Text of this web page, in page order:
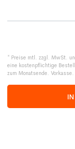
* Preise mtl. zzgl. MwSt.
eine kostenpflichtige
zum Monatsende. Vorkasse.